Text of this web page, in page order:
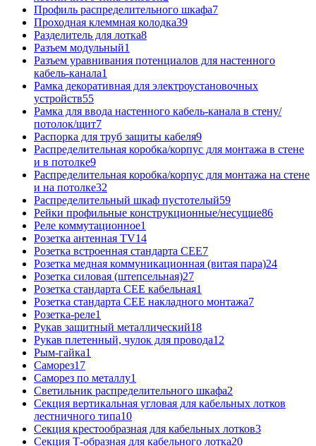
Профиль распределительного шкафа7
Проходная клеммная колодка39
Разделитель для лотка8
Разъем модульный1
Разъем уравнивания потенциалов для настенного
кабель-канала1
Рамка декоративная для электроустановочных
устройств55
Рамка для ввода настенного кабель-канала в стену/
потолок/щит7
Распорка для труб защиты кабеля9
Распределительная коробка/корпус для монтажа в стене
и в потолке9
Распределительная коробка/корпус для монтажа на стене
и на потолке32
Распределительный шкаф пустотелый59
Рейки профильные конструкционные/несущие86
Реле коммутационное1
Розетка антенная TV14
Розетка встроенная стандарта CEE7
Розетка медная коммуникационная (витая пара)24
Розетка силовая (штепсельная)27
Розетка стандарта СЕЕ кабельная1
Розетка стандарта СЕЕ накладного монтажа7
Розетка-реле1
Рукав защитный металлический18
Рукав плетенный, чулок для провода12
Рым-гайка1
Саморез17
Саморез по металлу1
Светильник распределительного шкафа2
Секция вертикальная угловая для кабельных лотков
лестничного типа10
Секция крестообразная для кабельных лотков3
Секция Т-образная для кабельного лотка20